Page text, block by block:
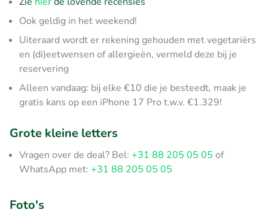
Ook geldig in het weekend!
Uiteraard wordt er rekening gehouden met vegetariërs
en (di)eetwensen of allergieën, vermeld deze bij je
reservering
Alleen vandaag: bij elke €10 die je besteedt, maak je
gratis kans op een iPhone 17 Pro t.w.v. €1.329!
Grote kleine letters
Vragen over de deal? Bel: +31 88 205 05 05 of
WhatsApp met: +31 88 205 05 05
Foto's